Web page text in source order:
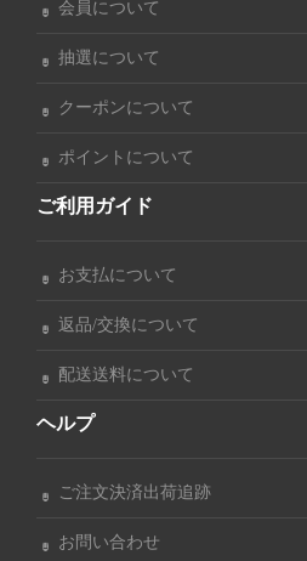
会員について
抽選について
クーポンについて
ポイントについて
ご利用ガイド
お支払について
返品/交換について
配送送料について
ヘルプ
ご注文決済出荷追跡
お問い合わせ